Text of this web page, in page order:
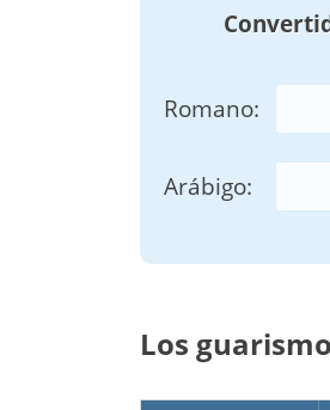
Romano:
Arábigo:
Los